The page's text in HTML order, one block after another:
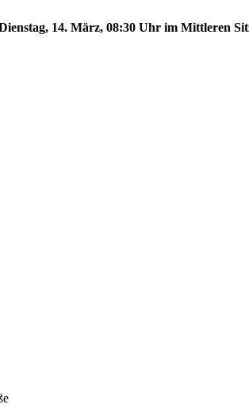
14. März, 08:30 Uhr im Mittleren